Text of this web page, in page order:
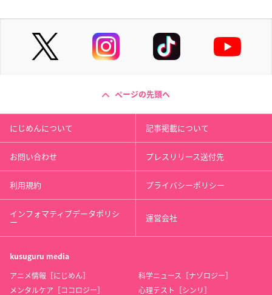
ページの先頭へ
にじめんについて 記事掲載について
お問い合わせ プレスリリース送付先
利用規約 プライバシーポリシー
インフォマティブデータポリシ
ー 運営会社
kusuguru media
アニメ情報［にじめん］
科学ニュース［ナゾロジー］
メンタルケア［ココロジー］
心理テスト［シンリ］